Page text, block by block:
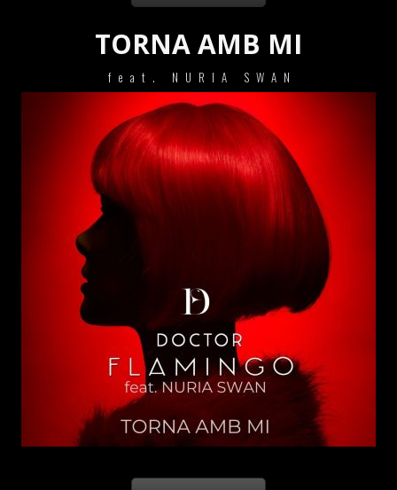
TORNA AMB MI
feat. NURIA SWAN